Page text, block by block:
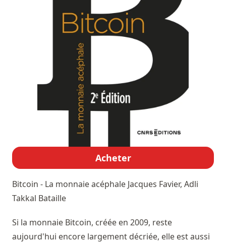
Acheter
Bitcoin - La monnaie acéphale Jacques Favier, Adli
Takkal Bataille
Si la monnaie Bitcoin, créée en 2009, reste
aujourd'hui encore largement décriée, elle est aussi